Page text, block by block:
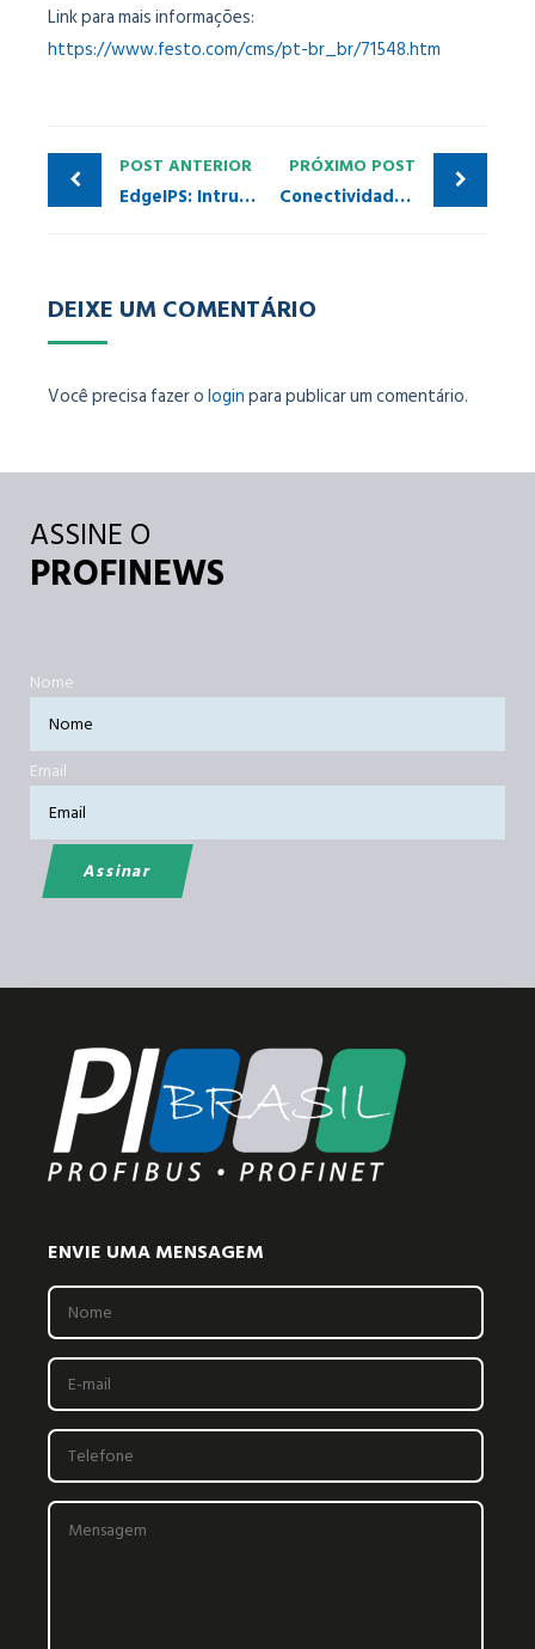
Link para mais informações:
https://www.festo.com/cms/pt-br_br/71548.htm
POST ANTERIOR
EdgeIPS: Intrusion Prevention System
PRÓXIMO POST
Conectividade da Indústria 4.0 para redes PROFIBUS DP novas e existentes
DEIXE UM COMENTÁRIO
Você precisa fazer ologinpara publicar um comentário.
ASSINE O
PROFINEWS
Nome
Email
ENVIE UMA MENSAGEM